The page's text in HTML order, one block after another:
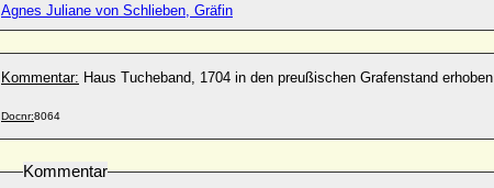
Agnes Juliane von Schlieben, Gräfin
Kommentar: Haus Tucheband, 1704 in den preußischen Grafenstand erhoben
Docnr:8064
Kommentar